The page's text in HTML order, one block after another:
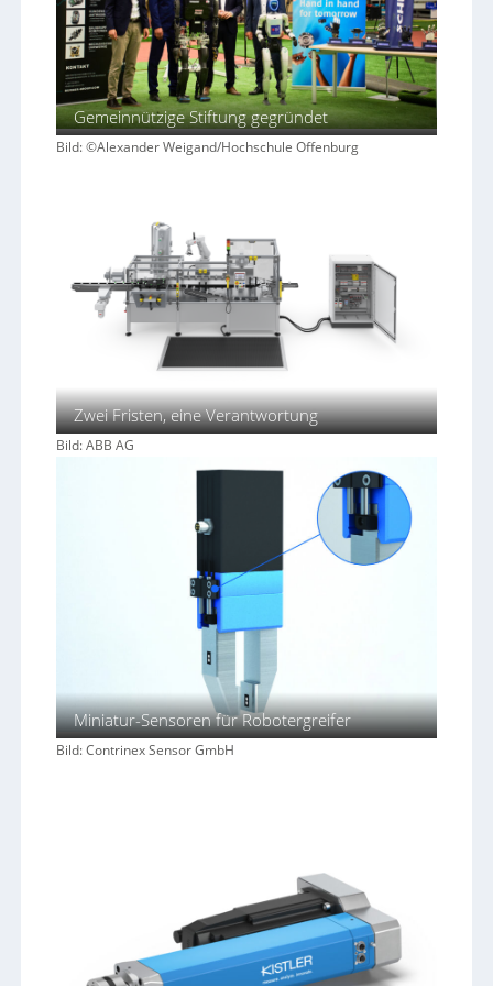
Gemeinnützige Stiftung gegründet
Bild: ©Alexander Weigand/Hochschule Offenburg
Zwei Fristen, eine Verantwortung
Bild: ABB AG
Miniatur-Sensoren für Robotergreifer
Bild: Contrinex Sensor GmbH